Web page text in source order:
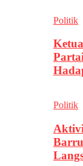
Politik
Politik